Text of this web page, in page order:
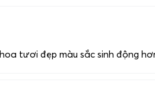
tươi đẹp màu sắc sinh động